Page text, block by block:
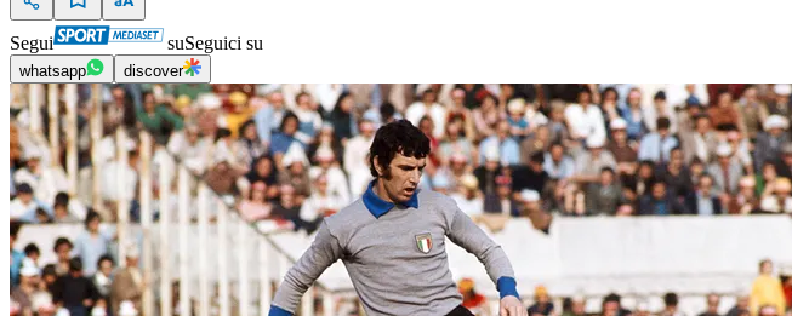
Segui suSeguici su
whatsapp discover